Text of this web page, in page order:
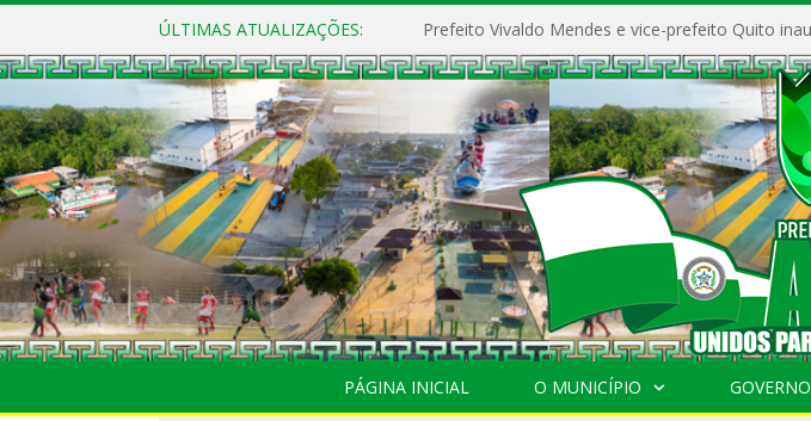
ÚLTIMAS ATUALIZAÇÕES:
PÁGINA INICIAL O MUNICÍPIO GOVERNO